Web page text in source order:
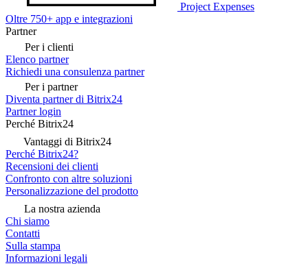
Project Expenses
Oltre 750+ app e integrazioni
Partner
Per i clienti
Elenco partner
Richiedi una consulenza partner
Per i partner
Diventa partner di Bitrix24
Partner login
Perché Bitrix24
Vantaggi di Bitrix24
Perché Bitrix24?
Recensioni dei clienti
Confronto con altre soluzioni
Personalizzazione del prodotto
La nostra azienda
Chi siamo
Contatti
Sulla stampa
Informazioni legali